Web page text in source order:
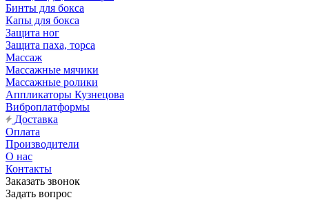
Бинты для бокса
Капы для бокса
Защита ног
Защита паха, торса
Массаж
Массажные мячики
Массажные ролики
Аппликаторы Кузнецова
Виброплатформы
Доставка
Оплата
Производители
О нас
Контакты
Заказать звонок
Задать вопрос